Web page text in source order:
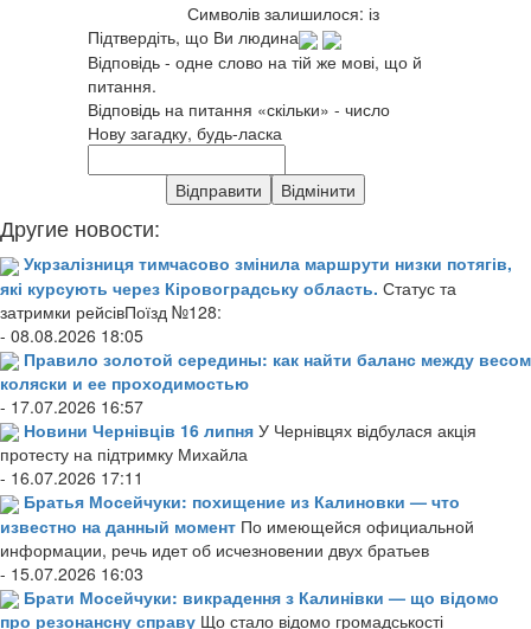
Символів залишилося: із
Підтвердіть, що Ви людина
Відповідь - одне слово на тій же мові, що й
питання.
Відповідь на питання «скільки» - число
Нову загадку, будь-ласка
Другие новости:
Укрзалізниця тимчасово змінила маршрути низки потягів,
які курсують через Кіровоградську область. Статус та
затримки рейсівПоїзд №128:
- 08.08.2026 18:05
Правило золотой середины: как найти баланс между весом
коляски и ее проходимостью
- 17.07.2026 16:57
Новини Чернівців 16 липня У Чернівцях відбулася акція
протесту на підтримку Михайла
- 16.07.2026 17:11
Братья Мосейчуки: похищение из Калиновки — что
известно на данный момент По имеющейся официальной
информации, речь идет об исчезновении двух братьев
- 15.07.2026 16:03
Брати Мосейчуки: викрадення з Калинівки — що відомо
про резонансну справу Що стало відомо громадськості